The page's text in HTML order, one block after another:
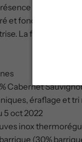
de fruits
et fondu. En
La finale est
Cabernet
éraflage et
5 oct 2022
inox
(30%